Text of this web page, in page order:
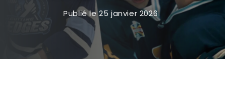
Publié le25 janvier 2026